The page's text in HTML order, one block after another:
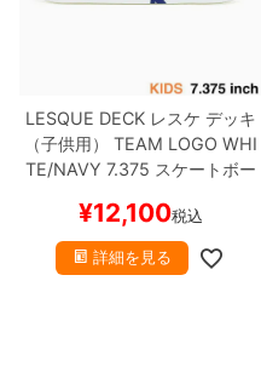
LESQUE DECKレスケ デッキ
（子供用）
TEAM LOGO WHI
TE/NAVY 7.375 スケートボー
¥12,100税込
詳細を見る